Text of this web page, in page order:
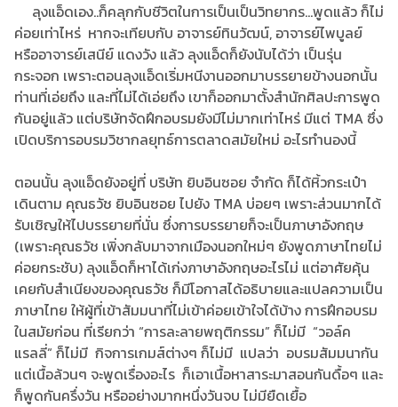
ลุงแอ็ดเอง..ก็คลุกกับชีวิตในการเป็นเป็นวิทยากร...พูดแล้ว ก็ไม่
ค่อยเท่าไหร่ หากจะเทียบกับ อาจารย์ทินวัฒน์, อาจารย์ไพบูลย์
หรืออาจารย์เสนีย์ แดงวัง แล้ว ลุงแอ็ดก็ยังนับได้ว่า เป็นรุ่น
กระจอก เพราะตอนลุงแอ็ดเริ่มหนีงานออกมาบรรยายข้างนอกนั้น
ท่านที่เอ่ยถึง และที่ไม่ได้เอ่ยถึง เขาก็ออกมาตั้งสำนักศิลปะการพูด
กันอยู่แล้ว แต่บริษัทจัดฝึกอบรมยังมีไม่มากเท่าไหร่ มีแต่ TMA ซึ่ง
เปิดบริการอบรมวิชากลยุทธ์การตลาดสมัยใหม่ อะไรทำนองนี้
ตอนนั้น ลุงแอ็ดยังอยู่ที่ บริษัท ยิบอินซอย จำกัด ก็ได้หิ้วกระเป๋า
เดินตาม คุณธวัช ยิบอินซอย ไปยัง TMA บ่อยๆ เพราะส่วนมากได้
รับเชิญให้ไปบรรยายที่นั่น ซึ่งการบรรยายก็จะเป็นภาษาอังกฤษ
(เพราะคุณธวัช เพิ่งกลับมาจากเมืองนอกใหม่ๆ ยังพูดภาษาไทยไม่
ค่อยกระชับ) ลุงแอ็ดก็หาได้เก่งภาษาอังกฤษอะไรไม่ แต่อาศัยคุ้น
เคยกับสำเนียงของคุณธวัช ก็มีโอกาสได้อธิบายและแปลความเป็น
ภาษาไทย ให้ผู้ที่เข้าสัมมนาที่ไม่เข้าค่อยเข้าใจได้บ้าง การฝึกอบรม
ในสมัยก่อน ที่เรียกว่า “การละลายพฤติกรรม” ก็ไม่มี “วอล์ค
แรลลี่” ก็ไม่มี กิจการเกมส์ต่างๆ ก็ไม่มี แปลว่า อบรมสัมมนากัน
แต่เนื้อล้วนๆ จะพูดเรื่องอะไร ก็เอาเนื้อหาสาระมาสอนกันดื้อๆ และ
ก็พูดกันครึ่งวัน หรืออย่างมากหนึ่งวันจบ ไม่มียืดเยื้อ